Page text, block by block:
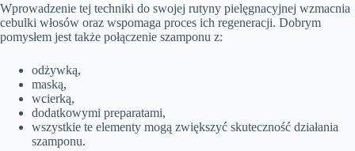
Wprowadzenie tej techniki do swojej rutyny pielęgnacyjnej wzmacnia
cebulki włosów oraz wspomaga proces ich regeneracji. Dobrym
pomysłem jest także połączenie szamponu z:
odżywką,
maską,
wcierką,
dodatkowymi preparatami,
wszystkie te elementy mogą zwiększyć skuteczność działania
szamponu.